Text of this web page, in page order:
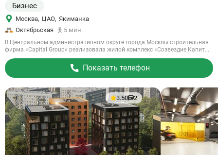
Бизнес
Москва, ЦАО, Якиманка
Октябрьская
5 мин.
В Центральном административном округе города Москвы строительная
фирма «Capital Group» реализовала жилой комплекс «Созвездие Капит...
Показать телефон
3.50 2